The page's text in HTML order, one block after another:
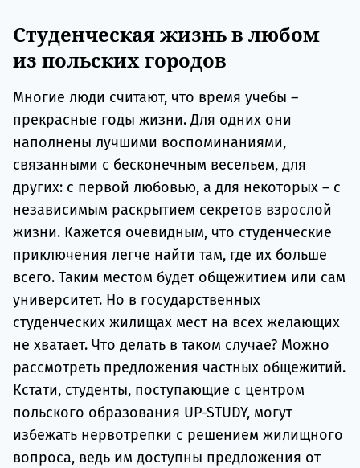
Студенческая жизнь в любом
из польских городов
Многие люди считают, что время учебы –
прекрасные годы жизни. Для одних они
наполнены лучшими воспоминаниями,
связанными с бесконечным весельем, для
других: с первой любовью, а для некоторых – с
независимым раскрытием секретов взрослой
жизни. Кажется очевидным, что студенческие
приключения легче найти там, где их больше
всего. Таким местом будет общежитием или сам
университет. Но в государственных
студенческих жилищах мест на всех желающих
не хватает. Что делать в таком случае? Можно
рассмотреть предложения частных общежитий.
Кстати, студенты, поступающие с центром
польского образования UP-STUDY, могут
избежать нервотрепки с решением жилищного
вопроса, ведь им доступны предложения от